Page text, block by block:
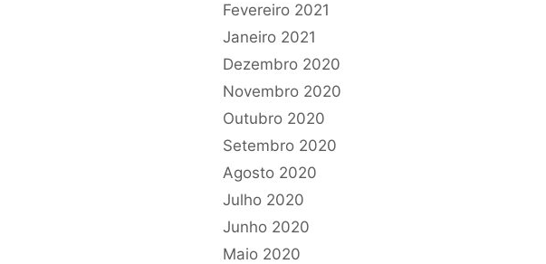
Fevereiro 2021
Janeiro 2021
Dezembro 2020
Novembro 2020
Outubro 2020
Setembro 2020
Agosto 2020
Julho 2020
Junho 2020
Maio 2020